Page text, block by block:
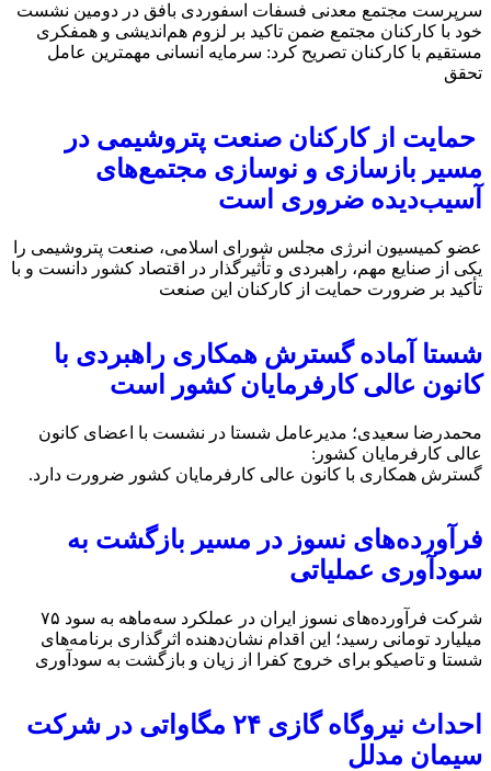
سرپرست مجتمع معدنی فسفات اسفوردی بافق در دومین نشست
خود با کارکنان مجتمع ضمن تاکید بر لزوم هم‌اندیشی و همفکری
مستقیم با کارکنان تصریح کرد: سرمایه انسانی مهمترین عامل
تحقق
حمایت از کارکنان صنعت پتروشیمی در
مسیر بازسازی و نوسازی مجتمع‌های
آسیب‌دیده ضروری است
عضو کمیسیون انرژی مجلس شورای اسلامی، صنعت پتروشیمی را
یکی از صنایع مهم، راهبردی و تأثیرگذار در اقتصاد کشور دانست و با
تأکید بر ضرورت حمایت از کارکنان این صنعت
شستا آماده گسترش همکاری راهبردی با
کانون عالی کارفرمایان کشور است
محمدرضا سعیدی؛ مدیرعامل شستا در نشست با اعضای کانون
عالی کارفرمایان کشور:
گسترش همکاری با کانون عالی کارفرمایان کشور ضرورت دارد.
فرآورده‌های نسوز در مسیر بازگشت به
سودآوری عملیاتی
شرکت فرآورده‌های نسوز ایران در عملکرد سه‌ماهه به سود ۷۵
میلیارد تومانی رسید؛ این اقدام نشان‌دهنده اثرگذاری برنامه‌های
شستا و تاصیکو برای خروج کفرا از زیان و بازگشت به سودآوری
احداث نیروگاه گازی ۲۴ مگاواتی در شرکت
سیمان مدلل